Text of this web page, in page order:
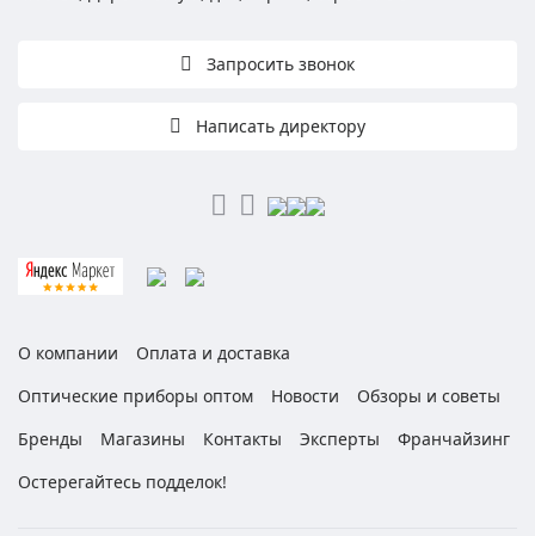
Запросить звонок
Написать директору
О компании
Оплата и доставка
Оптические приборы оптом
Новости
Обзоры и советы
Бренды
Магазины Контакты Эксперты
Франчайзинг
Остерегайтесь подделок!